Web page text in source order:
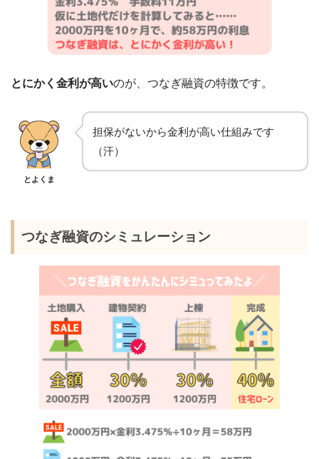
とにかく金利が高いのが、つなぎ融資の特徴です。
とよくま
担保がないから金利が高い仕組みです
（汗）
つなぎ融資のシミュレーション